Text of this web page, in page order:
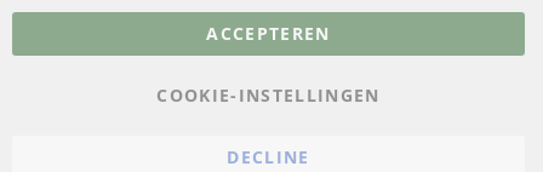
GegevensbeschermingACCEPTEREN
COOKIE-INSTELLINGEN
DECLINE